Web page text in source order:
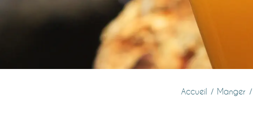
Accueil Manger